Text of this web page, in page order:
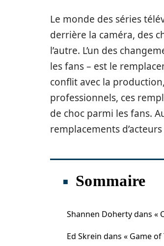
Le monde des séries
derrière la caméra, des
l’autre. L’un des
les fans – est le
conflit avec la
professionnels, ces
de choc parmi les fans.
remplacements
Sommaire
Shannen Doherty dans «
Ed Skrein dans « Game